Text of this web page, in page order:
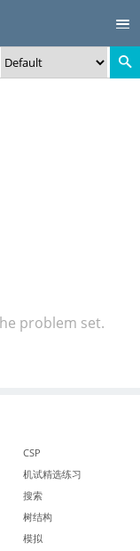
problem set.
CSP
机试精选练习
搜索
树结构
模拟